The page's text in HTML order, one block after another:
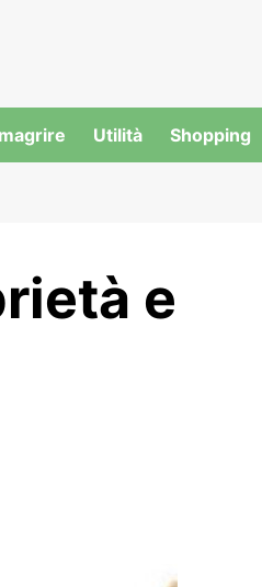
Utilità Shopping
e